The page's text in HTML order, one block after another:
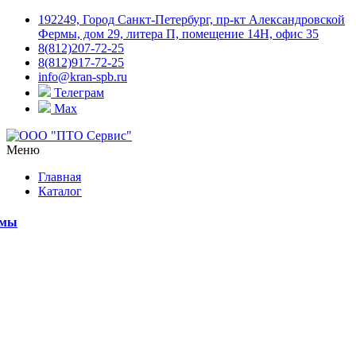
192249, Город Санкт-Петербург, пр-кт Александровской
Фермы, дом 29, литера П, помещение 14Н, офис 35
8(812)207-72-25
8(812)917-72-25
info@kran-spb.ru
Телеграм
Max
Меню
Главная
Каталог